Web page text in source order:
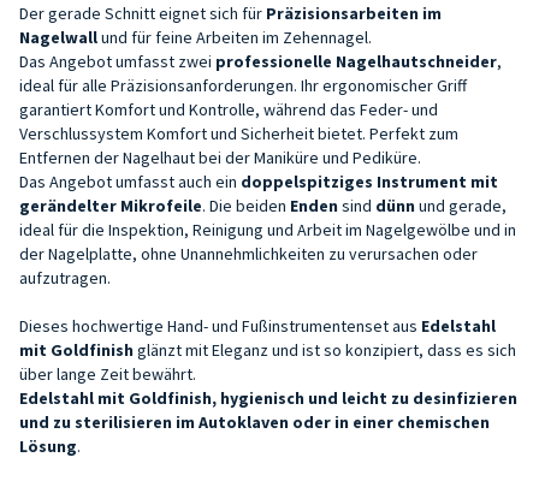
Der gerade Schnitt eignet sich für Präzisionsarbeiten im
Nagelwallund für feine Arbeiten im Zehennagel.
Das Angebot umfasst zwei professionelle Nagelhautschneider,
ideal für alle Präzisionsanforderungen. Ihr ergonomischer Griff
garantiert Komfort und Kontrolle, während das Feder- und
Verschlussystem Komfort und Sicherheit bietet. Perfekt zum
Entfernen der Nagelhaut bei der Maniküre und Pediküre.
Das Angebot umfasst auch ein doppelspitziges Instrument mit
gerändelter Mikrofeile. Die beiden Enden sind dünn und gerade,
ideal für die Inspektion, Reinigung und Arbeit im Nagelgewölbe und in
der Nagelplatte, ohne Unannehmlichkeiten zu verursachen oder
aufzutragen.
Dieses hochwertige Hand- und Fußinstrumentenset aus Edelstahl
mit Goldfinish glänzt mit Eleganz und ist so konzipiert, dass es sich
über lange Zeit bewährt.
Edelstahl mit Goldfinish, hygienisch und leicht zu desinfizieren
und zu sterilisieren im Autoklaven oder in einer chemischen
Lösung.